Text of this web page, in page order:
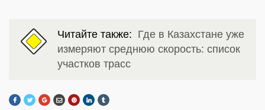
Читайте также: Где в Казахстане уже
измеряют среднюю скорость: список
участков трасс